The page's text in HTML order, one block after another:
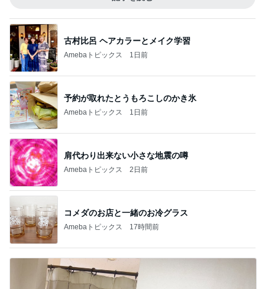
古村比呂 ヘアカラーとメイク学習
Amebaトピックス 1日前
予約が取れたとうもろこしのかき氷
Amebaトピックス 1日前
肩代わり出来ない小さな地震の噂
Amebaトピックス 2日前
コメダのお店と一緒のお冷グラス
Amebaトピックス 17時間前